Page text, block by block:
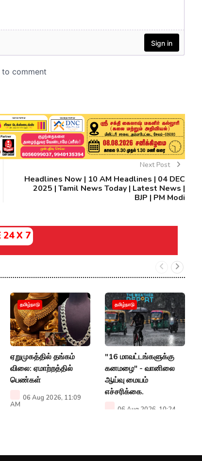
Next Post
Headlines Now | 10 AM Headlines | 04 DEC
2025 | Tamil News Today | Latest News |
BJP | PM Modi
24 X 7
தமிழ்நாடு
ஏறுமுகத்தில் தங்கம்
விலை: ஏமாற்றத்தில்
பெண்கள்
06 Aug 2026, 11:09
AM
தமிழ்நாடு
"16 மாவட்டங்களுக்கு
கனமழை" - வானிலை
ஆய்வு மையம்
எச்சரிக்கை.
06 Aug 2026, 10:24